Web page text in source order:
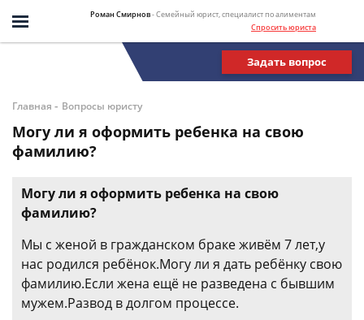
Роман Смирнов- Семейный юрист, специалист по алиментам
Спросить юриста
Задать вопрос
Главная - Вопросы юристу
Могу ли я оформить ребенка на свою
фамилию?
Могу ли я оформить ребенка на свою
фамилию?
Мы с женой в гражданском браке живём 7 лет,у
нас родился ребёнок.Могу ли я дать ребёнку свою
фамилию.Если жена ещё не разведена с бывшим
мужем.Развод в долгом процессе.